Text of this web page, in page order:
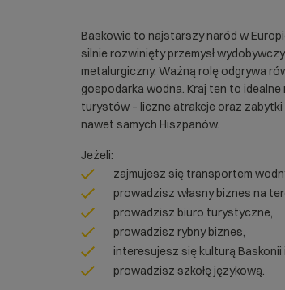
Baskowie to najstarszy naród w
silnie rozwinięty przemysł
metalurgiczny. Ważną rolę odgrywa
gospodarka wodna. Kraj ten to idealne
turystów – liczne atrakcje oraz zabytki
nawet samych Hiszpanów.
Jeżeli:
zajmujesz się transportem
prowadzisz własny biznes na
prowadzisz biuro turystyczne,
prowadzisz rybny biznes,
interesujesz się kulturą Baskonii
prowadzisz szkołę językową.